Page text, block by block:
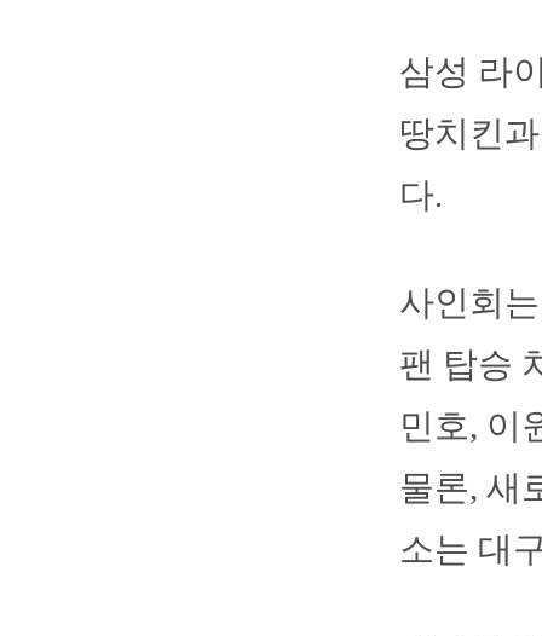
삼성 라
땅치킨
다.
사인회
팬 탑승
민호, 이
물론, 새
소는 대